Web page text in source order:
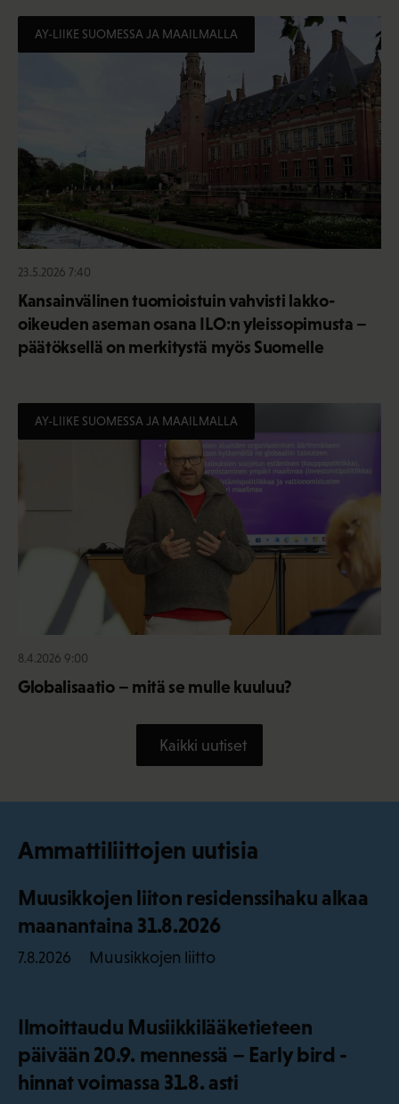
AY-LIIKE SUOMESSA JA MAAILMALLA
23.5.2026 7:40
Kansainvälinen tuomioistuin vahvisti lakko-
oikeuden aseman osana ILO:n yleissopimusta –
päätöksellä on merkitystä myös Suomelle
AY-LIIKE SUOMESSA JA MAAILMALLA
8.4.2026 9:00
Globalisaatio – mitä se mulle kuuluu?
Kaikki uutiset
Ammattiliittojen uutisia
Muusikkojen liiton residenssihaku alkaa
maanantaina 31.8.2026
7.8.2026 Muusikkojen liitto
Ilmoittaudu Musiikkilääketieteen
päivään 20.9. mennessä – Early bird -
hinnat voimassa 31.8. asti